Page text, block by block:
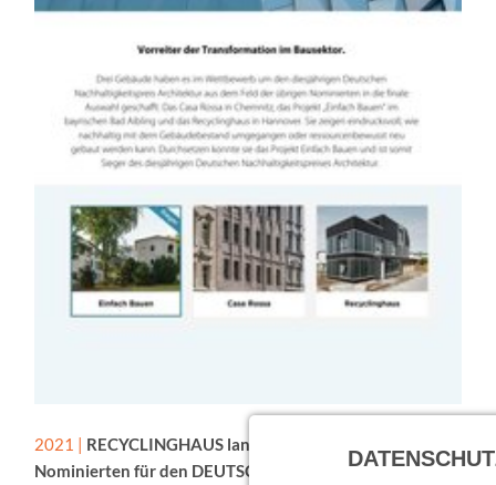
2021 | RECYCLINGHAUS landet unter den Top 3
Nominierten für den DEUTSCHEN